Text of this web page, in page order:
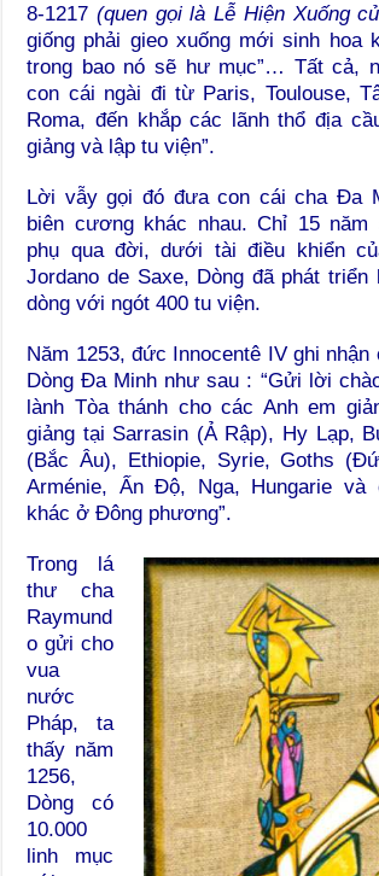
8-1217 (quen gọi là Lễ Hiện Xuống
giống phải gieo xuống mới sinh hoa
trong bao nó sẽ hư mục”… Tất cả,
con cái ngài đi từ Paris, Toulouse,
Roma, đến khắp các lãnh thổ địa
giảng và lập tu viện”.
Lời vẫy gọi đó đưa con cái cha Đa
biên cương khác nhau. Chỉ 15 năm
phụ qua đời, dưới tài điều khiển
Jordano de Saxe, Dòng đã phát triển
dòng với ngót 400 tu viện.
Năm 1253, đức Innocentê IV ghi
Dòng Đa Minh như sau : “Gửi lời
lành Tòa thánh cho các Anh em
giảng tại Sarrasin (Ả Rập), Hy Lạp,
(Bắc Âu), Ethiopie, Syrie, Goths
Arménie, Ấn Độ, Nga, Hungarie và
khác ở Đông phương”.
Trong lá
thư cha
Raymund
o gửi cho
vua
nước
Pháp, ta
thấy năm
1256,
Dòng có
10.000
linh mục